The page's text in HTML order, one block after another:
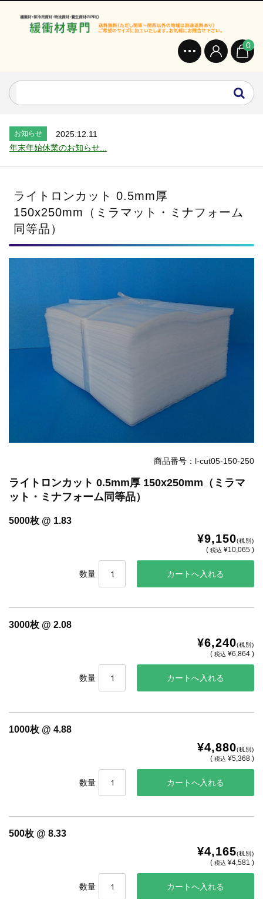
0
オンラインショップを開設いたしました。...
お知らせ
2026.7.24
お知らせ
2025.12.11
年末年始休業のお知らせ...
お知らせ
2024.2.27
全国へ確実・迅速に納品...
お知らせ
2024.2.27
オンラインショップを開設いたしました。...
お知らせ
2026.7.24
2026年 夏季休業のお知らせ...
2025.8.4
夏季休業のお知らせ...
2024.2.27
全国へ確実・迅速に納品...
2024.2.27
オンラインショップを開設いたしました。...
ライトロンカット 0.5mm厚
150x250mm（ミラマット・ミナフォーム
同等品）
商品番号：l-cut05-150-250
ライトロンカット 0.5mm厚 150x250mm（ミラマ
ット・ミナフォーム同等品）
5000枚 @ 1.83
¥9,150(税別)
(税込 ¥10,065 )
数量
3000枚 @ 2.08
¥6,240(税別)
(税込 ¥6,864 )
数量
1000枚 @ 4.88
¥4,880(税別)
(税込 ¥5,368 )
数量
500枚 @ 8.33
¥4,165(税別)
(税込 ¥4,581 )
数量